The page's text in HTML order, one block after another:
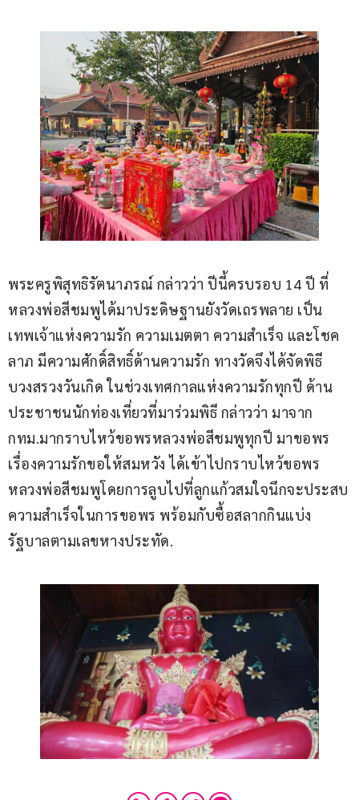
พระครูพิสุทธิรัตนาภรณ์ กล่าวว่า ปีนี้ครบรอบ 14 ปี ที่
หลวงพ่อสีชมพูได้มาประดิษฐานยังวัดเถรพลาย เป็น
เทพเจ้าแห่งความรัก ความเมตตา ความสำเร็จ และโชค
ลาภ มีความศักดิ์สิทธิ์ด้านความรัก ทางวัดจึงได้จัดพิธี
บวงสรวงวันเกิด ในช่วงเทศกาลแห่งความรักทุกปี ด้าน
ประชาชนนักท่องเที่ยวที่มาร่วมพิธี กล่าวว่า มาจาก
กทม.มากราบไหว้ขอพรหลวงพ่อสีชมพูทุกปี มาขอพร
เรื่องความรักขอให้สมหวัง ได้เข้าไปกราบไหว้ขอพร
หลวงพ่อสีชมพูโดยการลูบไปที่ลูกแก้วสมใจนึกจะประสบ
ความสำเร็จในการขอพร พร้อมกับซื้อสลากกินแบ่ง
รัฐบาลตามเลขหางประทัด.